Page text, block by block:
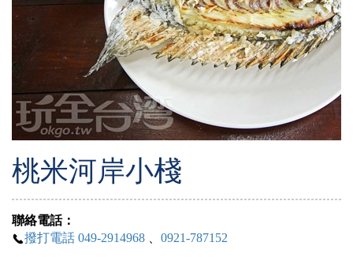
桃米河岸小棧
聯絡電話：
撥打電話 049-2914968
0921-787152